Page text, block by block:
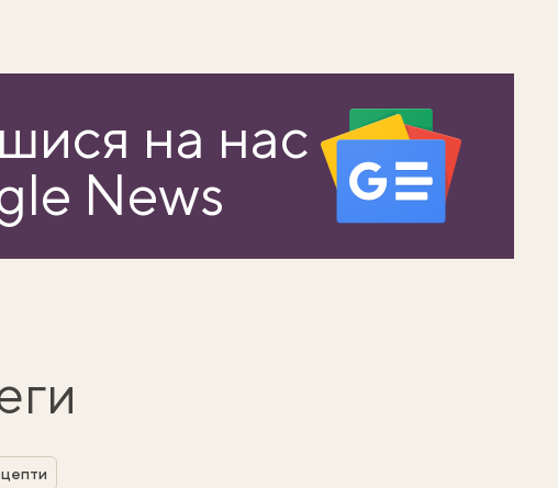
на нас
News